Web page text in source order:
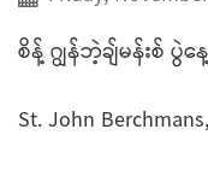
စိန့် ဂျွန်ဘဲ့ချ်မန်းစ် ပွဲနေ့
St. John